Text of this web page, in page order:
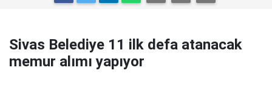
Sivas Belediye 11 ilk defa atanacak
memur alımı yapıyor